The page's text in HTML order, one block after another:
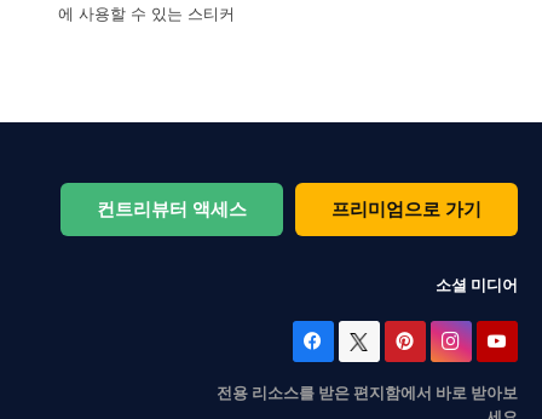
에 사용할 수 있는 스티커
컨트리뷰터 액세스 프리미엄으로 가기
소셜 미디어
전용 리소스를 받은 편지함에서 바로 받아보